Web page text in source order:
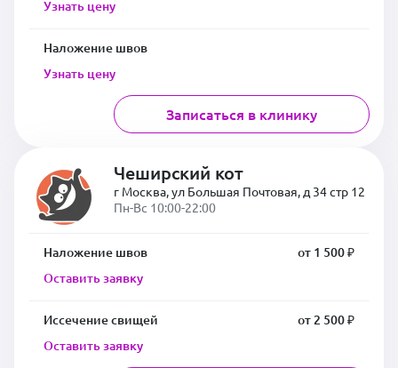
Узнать цену
Наложение швов
Узнать цену
Записаться в клинику
Чеширский кот
г Москва, ул Большая Почтовая, д 34 стр 12
Пн-Вс 10:00-22:00
Наложение швов
от 1 500 ₽
Оставить заявку
Иссечение свищей
от 2 500 ₽
Оставить заявку